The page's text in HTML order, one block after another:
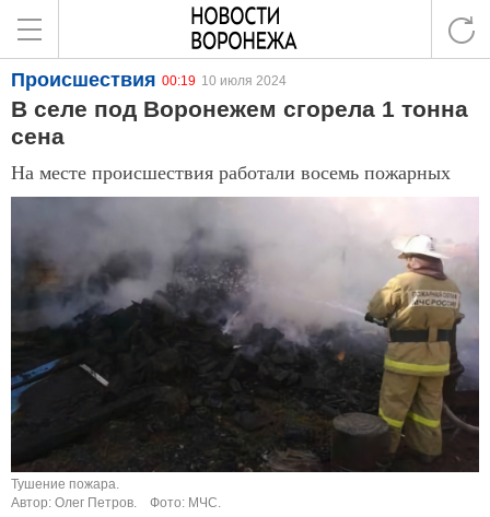
Происшествия 00:19 10 июля 2024
В селе под Воронежем сгорела 1 тонна
сена
На месте происшествия работали восемь пожарных
Тушение пожара.
Автор: Олег Петров.
Фото: МЧС.